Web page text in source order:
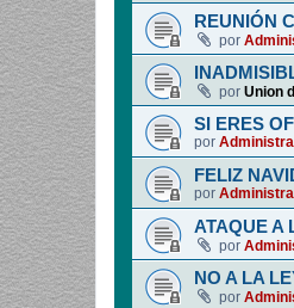
REUNIÓN
por
por Union
SI ERES
por
FELIZ
por
ATAQUE A
por
NO A LA
por